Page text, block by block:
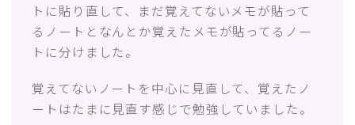
トに貼り直して、まだ覚えてないメモが貼って
るノートとなんとか覚えたメモが貼ってるノー
トに分けました。
覚えてないノートを中心に見直して、覚えたノ
ートはたまに見直す感じで勉強していました。